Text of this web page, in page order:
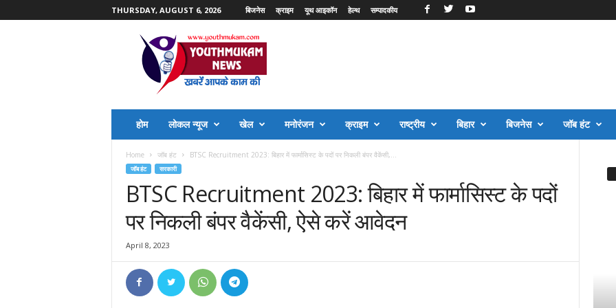
THURSDAY, AUGUST 6, 2026 बिजनेस क्राइम यूथ आइकॉन हेल्थ सम्पादकीय
होम लोकल न्यूज खेल मनोरंजन क्राइम राष्ट्रीय बिहार बिजनेस जॉब हंट
Home जॉब हंट BTSC Recruitment 2023: बिहार में फार्मासिस्ट के पदों पर निकली बंपर वैकेंसी,...
जॉब हंट सरकारी
BTSC Recruitment 2023: बिहार में फार्मासिस्ट के पदों
पर निकली बंपर वैकेंसी, ऐसे करें आवेदन
April 8, 2023